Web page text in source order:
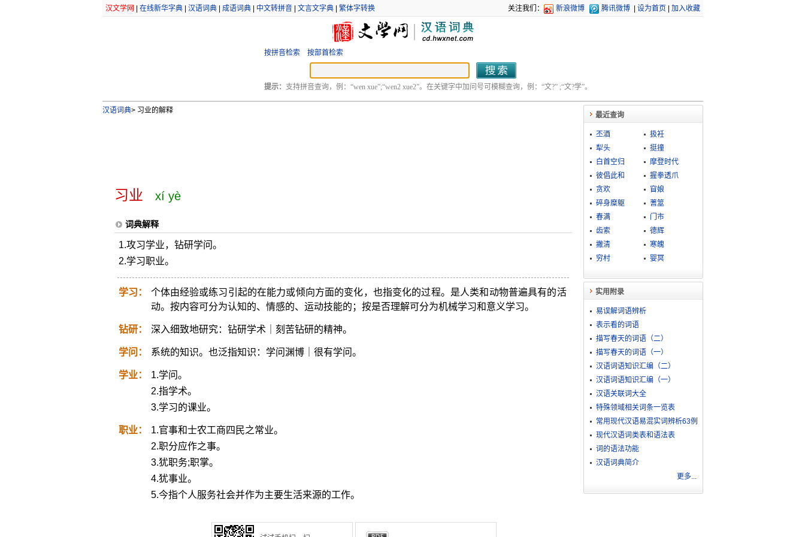
汉文学网 在线新华字典| 汉语词典| 成语词典| 中文转拼音| 文言文字典| 繁体字转换 关注我们： 新浪微博 腾讯微博 设为首页 加入收藏
按拼音检索 按部首检索
提示： 支持拼音查询，例：“wen xue”;“wen2 xue2”。在关键字中加问号可模糊查询，例：“文?” ;“文?学”。
汉语词典>习业的解释
习业 xí yè
词典解释
1.攻习学业，钻研学问。
2.学习职业。
学习：
个体由经验或练习引起的在能力或倾向方面的变化，也指变化的过程。是人类和动物普遍具有的活
动。按内容可分为认知的、情感的、运动技能的；按是否理解可分为机械学习和意义学习。
钻研： 深入细致地研究：钻研学术｜刻苦钻研的精神。
学问： 系统的知识。也泛指知识：学问渊博｜很有学问。
学业：
1.学问。
2.指学术。
3.学习的课业。
职业：
1.官事和士农工商四民之常业。
2.职分应作之事。
3.犹职务;职掌。
4.犹事业。
5.今指个人服务社会并作为主要生活来源的工作。
最近查询
丕酒
扱衽
犁头
挺撞
白首空归
摩登时代
彼倡此和
握拳透爪
贪欢
窅娘
碎身糜躯
蓍筮
春满
门市
齿索
德辉
撇清
寒魄
穷村
婴冥
实用附录
易误解词语辨析
表示看的词语
描写春天的词语（二）
描写春天的词语（一）
汉语词语知识汇编（二）
汉语词语知识汇编（一）
汉语关联词大全
特殊领域相关词条一览表
常用现代汉语易混实词辨析63例
现代汉语词类表和语法表
词的语法功能
汉语词典简介
更多...